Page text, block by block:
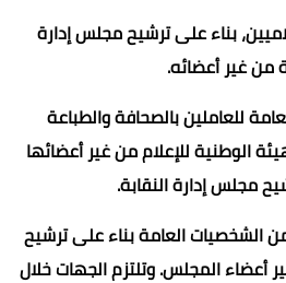
بناء على ترشيح مجلس إدارة
من غير أعضائه.
للعاملين بالصحافة والطباعة
الوطنية للإعلام من غير أعضائها
مجلس إدارة النقابة.
الشخصيات العامة بناء على ترشيح
المجلس. وتلتزم الجهات خلال